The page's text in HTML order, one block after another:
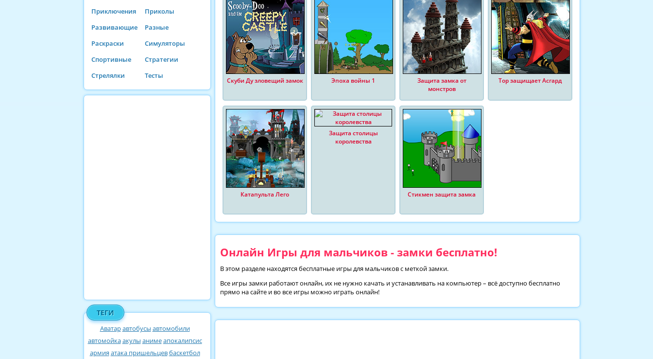
Приключения
Приколы
Развивающие
Разные
Раскраски
Симуляторы
Спортивные
Стратегии
Стрелялки
Тесты
ТЕГИ
Аватаравтобусы автомобили
автомойкаакулы анимеапокалипсис
армия атака пришельцевбаскетбол
Скуби Ду зловещий замок Эпоха войны 1
Защита замка от
монстров
Тор защищает Асгард
Катапульта Лего
Защита столицы
королевства
Стикмен защита замка
Онлайн Игры для мальчиков - замки бесплатно!
В этом разделе находятся бесплатные игры для мальчиков с меткой замки.
Все игры замки работают онлайн, их не нужно качать и устанавливать на компьютер – всё доступно бесплатно
прямо на сайте и во все игры можно играть онлайн!